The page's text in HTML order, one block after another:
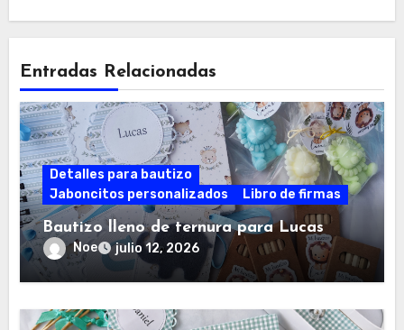
Entradas Relacionadas
Detalles para bautizo
Jaboncitos personalizados
Libro de firmas
Bautizo lleno de ternura para Lucas
Noe julio 12, 2026